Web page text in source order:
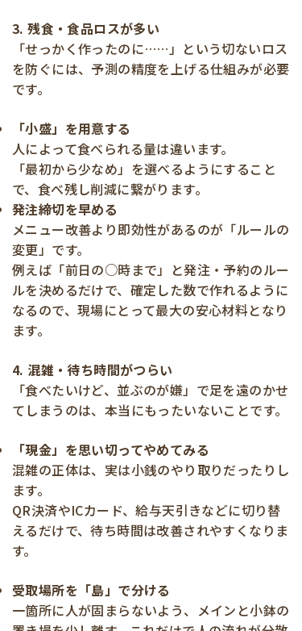
3. 残食・食品ロスが多い
「せっかく作ったのに……」という切ないロス
を防ぐには、予測の精度を上げる仕組みが必要
です。
「小盛」を用意する
人によって食べられる量は違います。
「最初から少なめ」を選べるようにすること
で、食べ残し削減に繋がります。
発注締切を早める
メニュー改善より即効性があるのが「ルールの
変更」です。
例えば「前日の○時まで」と発注・予約のルー
ルを決めるだけで、確定した数で作れるように
なるので、現場にとって最大の安心材料となり
ます。
4. 混雑・待ち時間がつらい
「食べたいけど、並ぶのが嫌」で足を遠のかせ
てしまうのは、本当にもったいないことです。
「現金」を思い切ってやめてみる
混雑の正体は、実は小銭のやり取りだったりし
ます。
QR決済やICカード、給与天引きなどに切り替
えるだけで、待ち時間は改善されやすくなりま
す。
受取場所を「島」で分ける
一箇所に人が固まらないよう、メインと小鉢の